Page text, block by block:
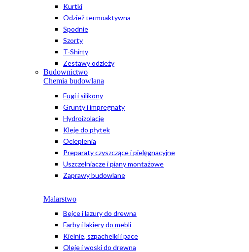
Kurtki
Odzież termoaktywna
Spodnie
Szorty
T-Shirty
Zestawy odzieży
Budownictwo
Chemia budowlana
Fugi i silikony
Grunty i impregnaty
Hydroizolacje
Kleje do płytek
Ocieplenia
Preparaty czyszczące i pielęgnacyjne
Uszczelniacze i piany montażowe
Zaprawy budowlane
Malarstwo
Bejce i lazury do drewna
Farby i lakiery do mebli
Kielnie, szpachelki i pace
Oleje i woski do drewna